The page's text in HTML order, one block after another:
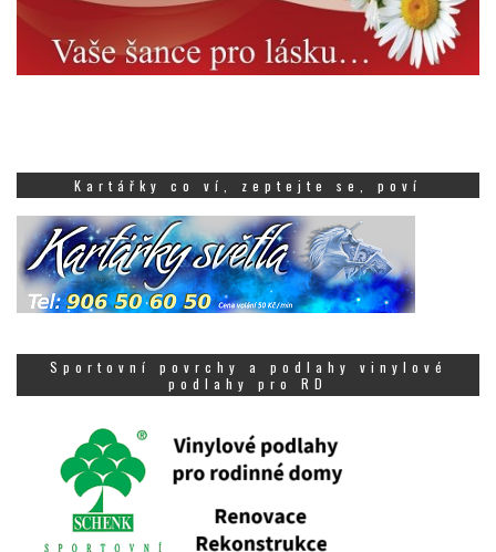
Kartářky co ví, zeptejte se, poví
Sportovní povrchy a podlahy vinylové
podlahy pro RD